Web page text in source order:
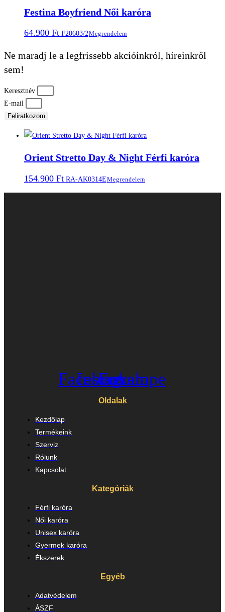
Festina Boyfriend Női karóra
64.900 Ft F20603/2Megrendelem
Ne maradj le a legfrissebb akcióinkról, híreinkről
sem!
Keresztnév
E-mail
Feliratkozom
Orient Stretto Day & Night Férfi karóra
154.900 Ft RA-AK0314EMegrendelem
Facebook
Instagram
Envelope
Oldalak
Kezdőlap
Termékeink
Szerviz
Rólunk
Kapcsolat
Kategóriák
Férfi karóra
Női karóra
Unisex karóra
Gyermek karóra
Ékszerek
Egyéb
Adatvédelem
ÁSZF